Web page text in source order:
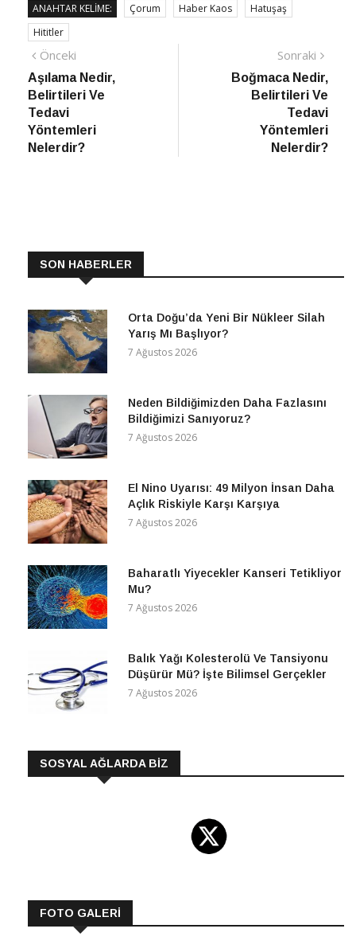
ANAHTAR KELIME: Çorum Haber Kaos
Hatuşaş
Hititler
Yazı
gezinmesi
Önceki
haber
Aşılama Nedir,
Belirtileri Ve
Tedavi
Yöntemleri
Nelerdir?
Sonraki
Boğmaca Nedir,
Belirtileri Ve
Tedavi
Yöntemleri
Nelerdir?
SON HABERLER
Orta Doğu’da Yeni Bir Nükleer Silah
Yarış Mı Başlıyor?
7 Ağustos 2026
Neden Bildiğimizden Daha Fazlasını
Bildiğimizi Sanıyoruz?
7 Ağustos 2026
El Nino Uyarısı: 49 Milyon İnsan Daha
Açlık Riskiyle Karşı Karşıya
7 Ağustos 2026
Baharatlı Yiyecekler Kanseri Tetikliyor
Mu?
7 Ağustos 2026
Balık Yağı Kolesterolü Ve Tansiyonu
Düşürür Mü? İşte Bilimsel Gerçekler
7 Ağustos 2026
SOSYAL AĞLARDA BİZ
FOTO GALERİ